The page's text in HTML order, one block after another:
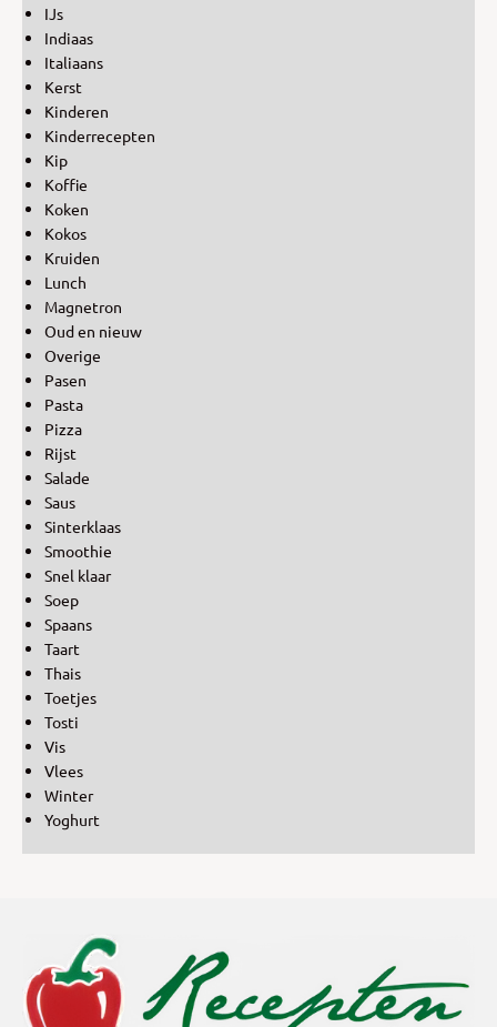
IJs
Indiaas
Italiaans
Kerst
Kinderen
Kinderrecepten
Kip
Koffie
Koken
Kokos
Kruiden
Lunch
Magnetron
Oud en nieuw
Overige
Pasen
Pasta
Pizza
Rijst
Salade
Saus
Sinterklaas
Smoothie
Snel klaar
Soep
Spaans
Taart
Thais
Toetjes
Tosti
Vis
Vlees
Winter
Yoghurt